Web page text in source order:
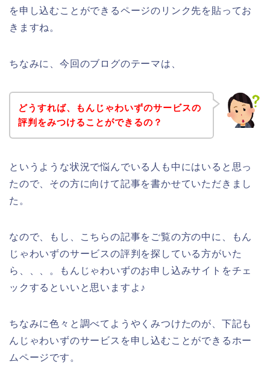
を申し込むことができるページのリンク先を貼ってお
きますね。
ちなみに、今回のブログのテーマは、
どうすれば、もんじゃわいずのサービスの
評判をみつけることができるの？
というような状況で悩んでいる人も中にはいると思っ
たので、その方に向けて記事を書かせていただきまし
た。
なので、もし、こちらの記事をご覧の方の中に、もん
じゃわいずのサービスの評判を探している方がいた
ら、、、。もんじゃわいずのお申し込みサイトをチェ
ックするといいと思いますよ♪
ちなみに色々と調べてようやくみつけたのが、下記も
んじゃわいずのサービスを申し込むことができるホー
ムページです。